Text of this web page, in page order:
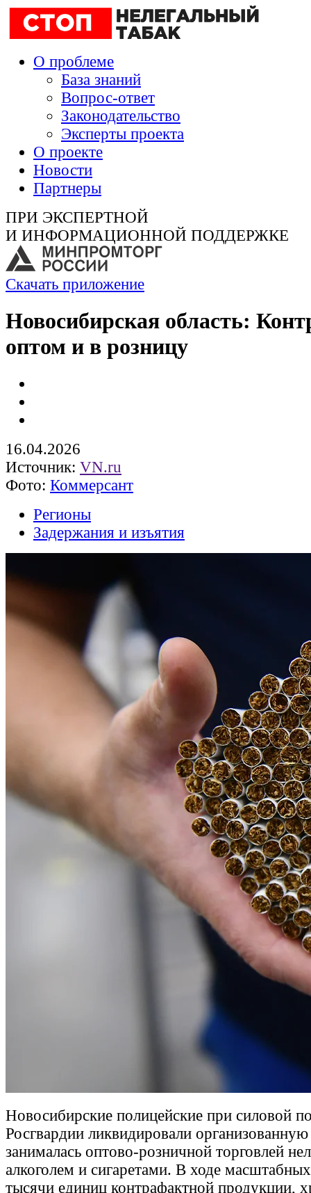
О проблеме
База знаний
Вопрос-ответ
Законодательство
Эксперты проекта
О проекте
Новости
Партнеры
ПРИ ЭКСПЕРТНОЙ
И ИНФОРМАЦИОННОЙ ПОДДЕРЖКЕ
Скачать приложение
Новосибирская область:
оптом и в розницу
16.04.2026
Источник: VN.ru
Фото: Коммерсант
Регионы
Задержания и изъятия
Новосибирские полицейские при силовой
Росгвардии ликвидировали
занималась оптово-розничной торговлей
алкоголем и сигаретами. В ходе
тысячи единиц контрафактной продукции,